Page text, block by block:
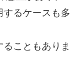
するケースも多
こともありま